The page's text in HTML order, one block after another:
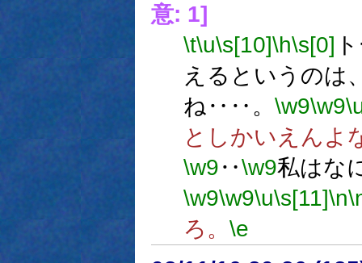
意: 1]
\t\u\s[10]\h\s[0]
えるというのは
ね‥‥。 \w9\w9
としかいえんよ
\w9‥\w9私はな
\w9\w9\u\s[11]\n
ろ。 \e